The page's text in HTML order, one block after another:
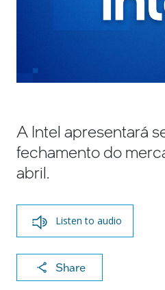
A Intel apresentará
fechamento do
abril.
Listen to audio
Share
X